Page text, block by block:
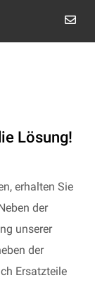
Lösung!
erhalten Sie
der
unserer
der
Ersatzteile